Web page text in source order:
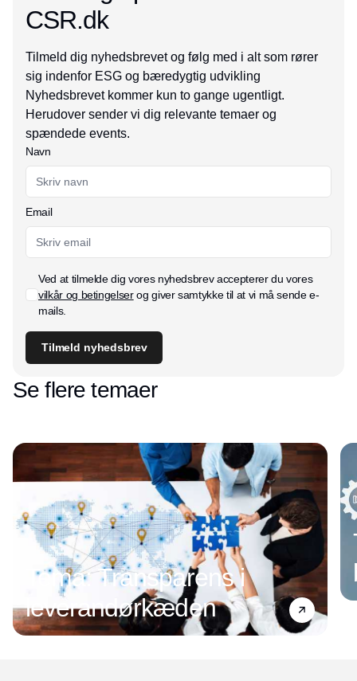
CSR.dk
Tilmeld dig nyhedsbrevet og følg med i alt som rører
sig indenfor ESG og bæredygtig udvikling
Nyhedsbrevet kommer kun to gange ugentligt.
Herudover sender vi dig relevante temaer og
spændede events.
Navn
Email
Ved at tilmelde dig vores nyhedsbrev accepterer du vores
vilkår og betingelserog giver samtykke til at vi må sende e-
mails.
Tilmeld nyhedsbrev
Se flere temaer
Tema: Transparens i
leverandørkæden